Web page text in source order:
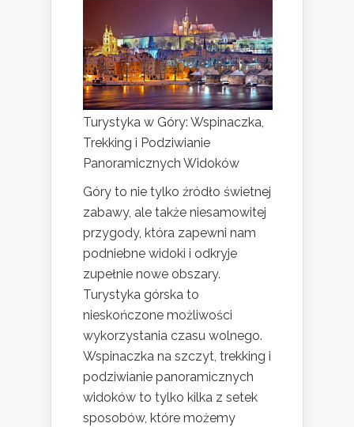
Turystyka w Góry: Wspinaczka,
Trekking i Podziwianie
Panoramicznych Widoków
Góry to nie tylko źródło świetnej
zabawy, ale także niesamowitej
przygody, która zapewni nam
podniebne widoki i odkryje
zupełnie nowe obszary.
Turystyka górska to
nieskończone możliwości
wykorzystania czasu wolnego.
Wspinaczka na szczyt, trekking i
podziwianie panoramicznych
widoków to tylko kilka z setek
sposobów, które możemy